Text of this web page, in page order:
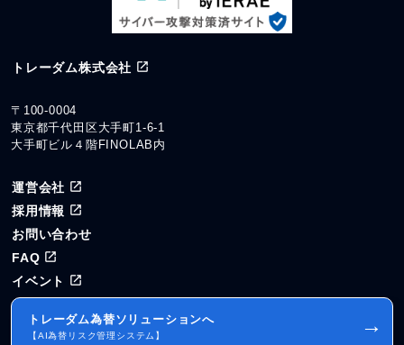
トレーダム株式会社
〒100-0004
東京都千代田区大手町1-6-1
大手町ビル４階FINOLAB内
運営会社
採用情報
お問い合わせ
FAQ
イベント
トレーダム為替ソリューションへ
【AI為替リスク管理システム】 →